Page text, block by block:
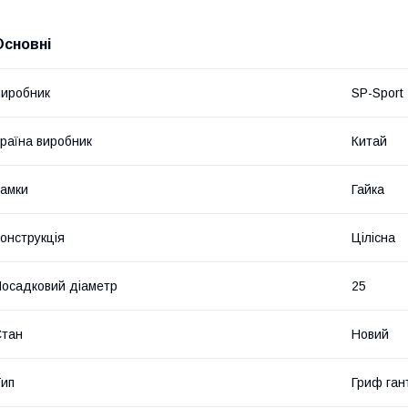
SP-Sport
виробник Китай
Гайка
Цілісна
діаметр 25
Новий
Гриф